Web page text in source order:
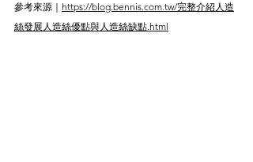
參考來源｜ https://blog.bennis.com.tw/完整介紹人造
絲發展人造絲優點與人造絲缺點.html